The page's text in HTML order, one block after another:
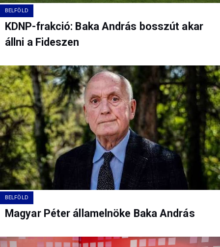
BELFÖLD
KDNP-frakció: Baka András bosszút akar
állni a Fideszen
BELFÖLD
Magyar Péter államelnöke Baka András